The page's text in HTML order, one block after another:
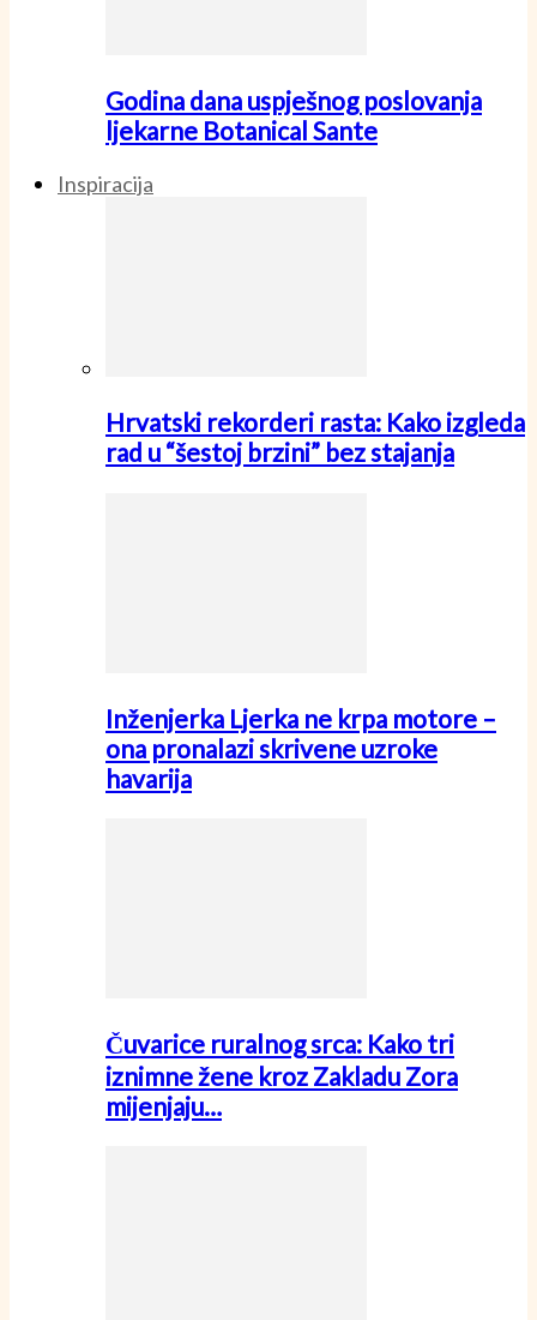
Godina dana uspješnog poslovanja
ljekarne Botanical Sante
Inspiracija
Hrvatski rekorderi rasta: Kako izgleda
rad u “šestoj brzini” bez stajanja
Inženjerka Ljerka ne krpa motore –
ona pronalazi skrivene uzroke
havarija
Čuvarice ruralnog srca: Kako tri
iznimne žene kroz Zakladu Zora
mijenjaju…